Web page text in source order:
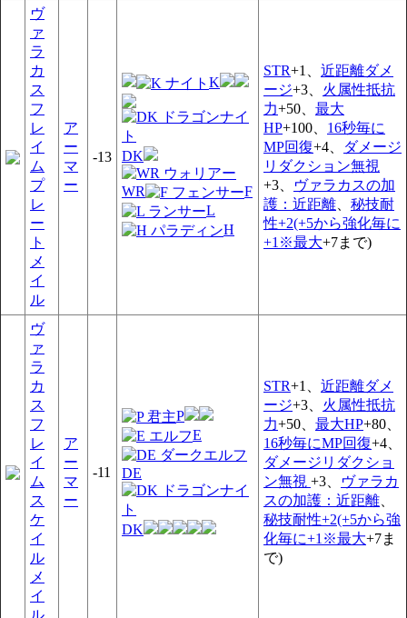
ヴ
ァ
ラ
カ
ス
フ
レ
イ
ム
プ
レ
ー
ト
メ
イ
ル
ア
ー
マ
ー
-13
K
DK
WR
F
L
H
STR+1、 近距離ダメ
ージ+3、 火属性抵抗
力+50、 最大
HP+100、 16秒毎に
MP回復+4、
ダメージ
リダクション無視
+3、
ヴァラカスの加
護：近距離
秘技耐
性+2(+5から強化毎に
+1※最大+7まで)
ヴ
ァ
ラ
カ
ス
フ
レ
イ
ム
ス
ケ
イ
ル
メ
イ
ア
ー
マ
ー
-11
P
E
DE
DK
STR+1、 近距離ダメ
ージ+3、 火属性抵抗
力+50、 最大HP+80、
16秒毎にMP回復+4、
ダメージリダクショ
ン無視 +3、
ヴァラカ
スの加護：近距離
秘技耐性+2(+5から強
化毎に+1※最大+7ま
で)